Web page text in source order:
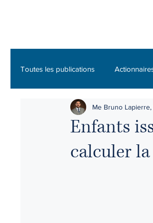
Toutes les publications
Charte canadienne des droits et lib
Droit administratif
Enfants
calculer
Me Bruno Lapierre,